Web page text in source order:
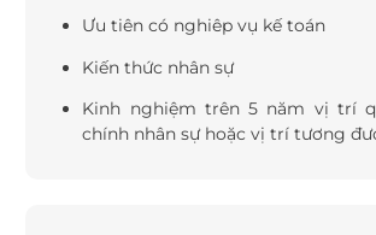
Ưu tiên có nghiêp vụ kế toán
Kiến thức nhân sự
Kinh nghiệm trên 5 năm vị trí
chính nhân sự hoặc vị trí tương